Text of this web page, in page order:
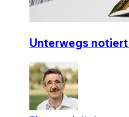
Unterwegs